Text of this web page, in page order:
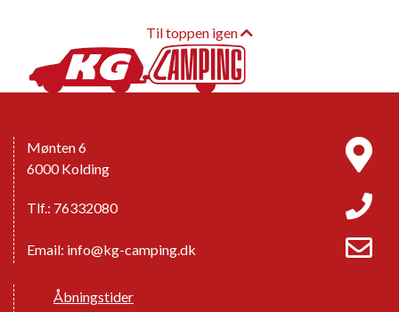
Til toppen igen
Mønten 6
6000 Kolding
Tlf.: 76332080
Email: info@kg-camping.dk
Åbningstider